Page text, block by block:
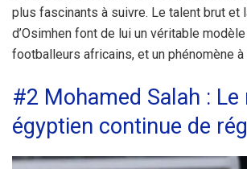
plus fascinants à suivre. Le talent brut et
d’Osimhen font de lui un véritable
footballeurs africains, et un phénomène
#2 Mohamed Salah : Le
égyptien continue de